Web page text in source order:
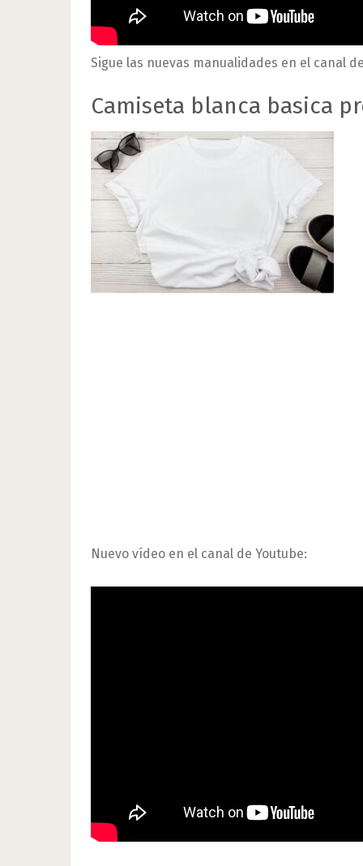
Sigue las nuevas manualidades en el canal
Camiseta blanca basica
Nuevo vídeo en el canal de Youtube: